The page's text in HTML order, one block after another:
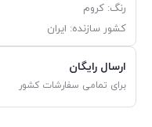
رنگ: کروم
کشور سازنده: ایران
ارسال رایگان
برای تمامی سفارشات کشور